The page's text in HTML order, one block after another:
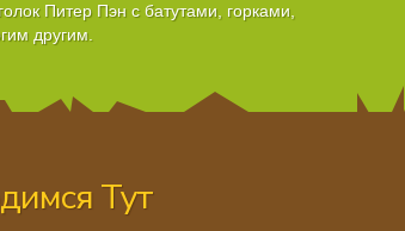
Питер Пэн с батутами, горками,
другим.
Тут